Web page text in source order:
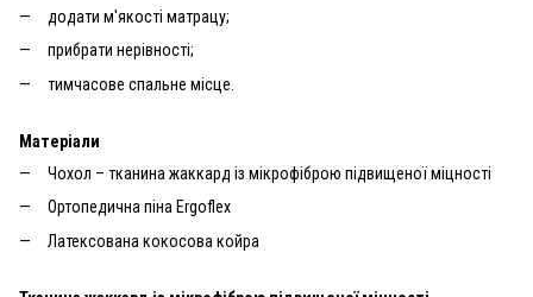
додати м'якості матрацу;
прибрати нерівності;
тимчасове спальне місце.
Матеріали
Чохол – тканина жаккард із мікрофіброю підвищеної міцності
Ортопедична піна Ergoflex
Латексована кокосова койра